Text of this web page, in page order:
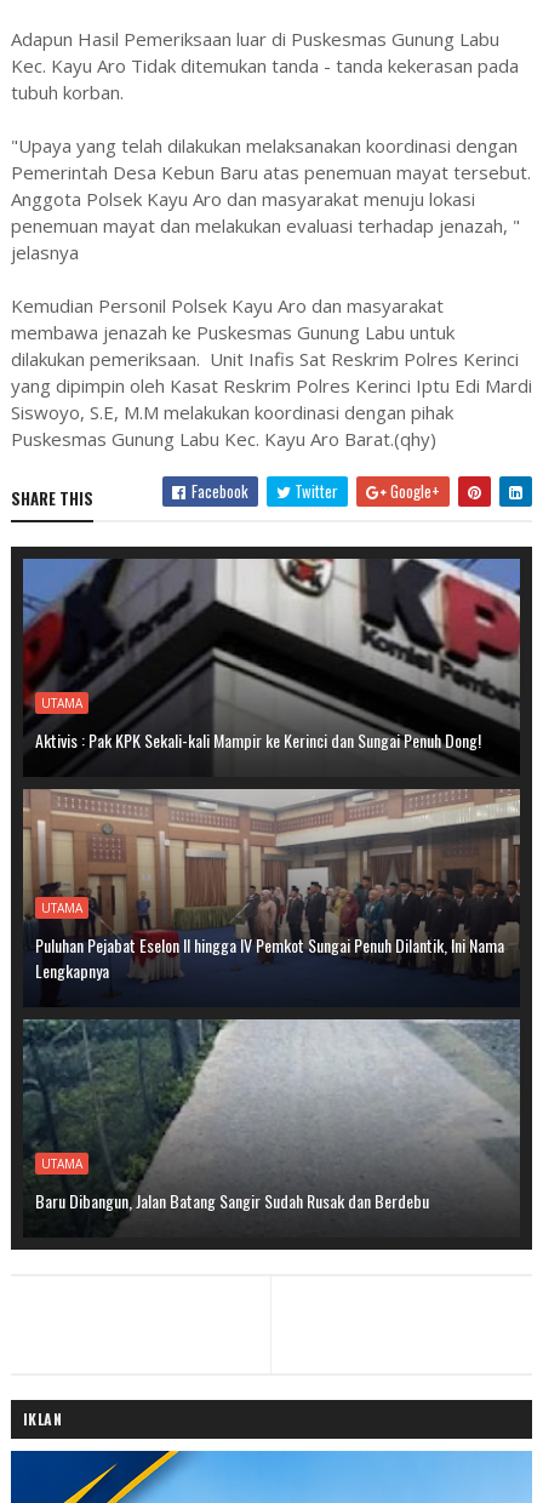
Adapun Hasil Pemeriksaan luar di Puskesmas Gunung Labu
Kec. Kayu Aro Tidak ditemukan tanda - tanda kekerasan pada
tubuh korban.
"Upaya yang telah dilakukan melaksanakan koordinasi dengan
Pemerintah Desa Kebun Baru atas penemuan mayat tersebut.
Anggota Polsek Kayu Aro dan masyarakat menuju lokasi
penemuan mayat dan melakukan evaluasi terhadap jenazah, "
jelasnya
Kemudian Personil Polsek Kayu Aro dan masyarakat
membawa jenazah ke Puskesmas Gunung Labu untuk
dilakukan pemeriksaan. Unit Inafis Sat Reskrim Polres Kerinci
yang dipimpin oleh Kasat Reskrim Polres Kerinci Iptu Edi Mardi
Siswoyo, S.E, M.M melakukan koordinasi dengan pihak
Puskesmas Gunung Labu Kec. Kayu Aro Barat.(qhy)
SHARE THIS Facebook Twitter Google+
UTAMA
Aktivis : Pak KPK Sekali-kali Mampir ke Kerinci dan Sungai Penuh Dong!
UTAMA
Puluhan Pejabat Eselon II hingga IV Pemkot Sungai Penuh Dilantik, Ini Nama
Lengkapnya
UTAMA
Baru Dibangun, Jalan Batang Sangir Sudah Rusak dan Berdebu
IKLAN